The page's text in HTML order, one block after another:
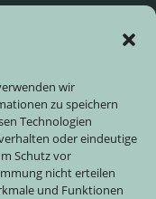
wir
zu speichern
Technologien
oder eindeutige
Schutz vor
nicht erteilen
und Funktionen